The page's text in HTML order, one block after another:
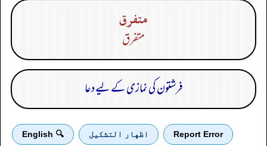
متفرق
متفرق
فرشتون کی نمازی کے لیے دعا
Report Error اظهار التشكيل 🔍 English